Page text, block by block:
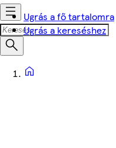
Ugrás a fő tartalomra
Ugrás a kereséshez